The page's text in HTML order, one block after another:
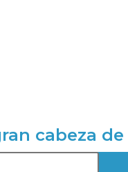
cabeza